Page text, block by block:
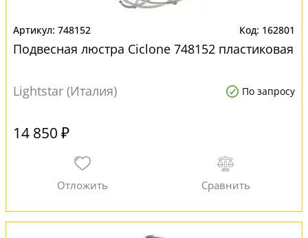
748152 162801
Подвесная люстра Ciclone 748152 пластиковая
Lightstar (Италия) По запросу
14 850 ₽